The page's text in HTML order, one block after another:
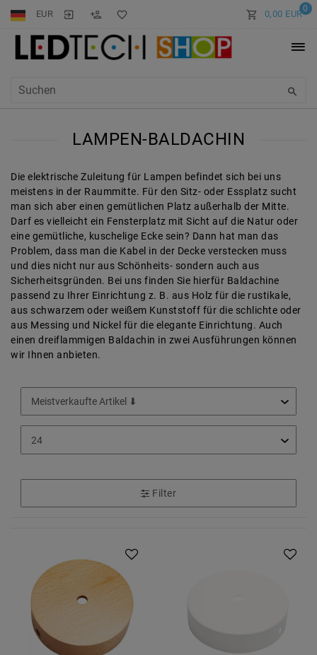
EUR 0
0,00 EUR
LAMPEN-BALDACHIN
Die elektrische Zuleitung für Lampen befindet sich bei uns
meistens in der Raummitte. Für den Sitz- oder Essplatz sucht
man sich aber einen gemütlichen Platz außerhalb der Mitte.
Darf es vielleicht ein Fensterplatz mit Sicht auf die Natur oder
eine gemütliche, kuschelige Ecke sein? Dann hat man das
Problem, dass man die Kabel in der Decke verstecken muss
und dies nicht nur aus Schönheits- sondern auch aus
Sicherheitsgründen. Bei uns finden Sie hierfür Baldachine
passend zu Ihrer Einrichtung z. B. aus Holz für die rustikale,
aus schwarzem oder weißem Kunststoff für die schlichte oder
aus Messing und Nickel für die elegante Einrichtung. Auch
einen dreiflammigen Baldachin in zwei Ausführungen können
wir Ihnen anbieten.
Filter